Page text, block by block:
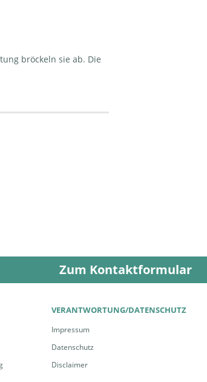
bröckeln sie ab. Die
Zum Kontaktformular
VERANTWORTUNG/DATENSCHUTZ
Impressum
Datenschutz
Disclaimer